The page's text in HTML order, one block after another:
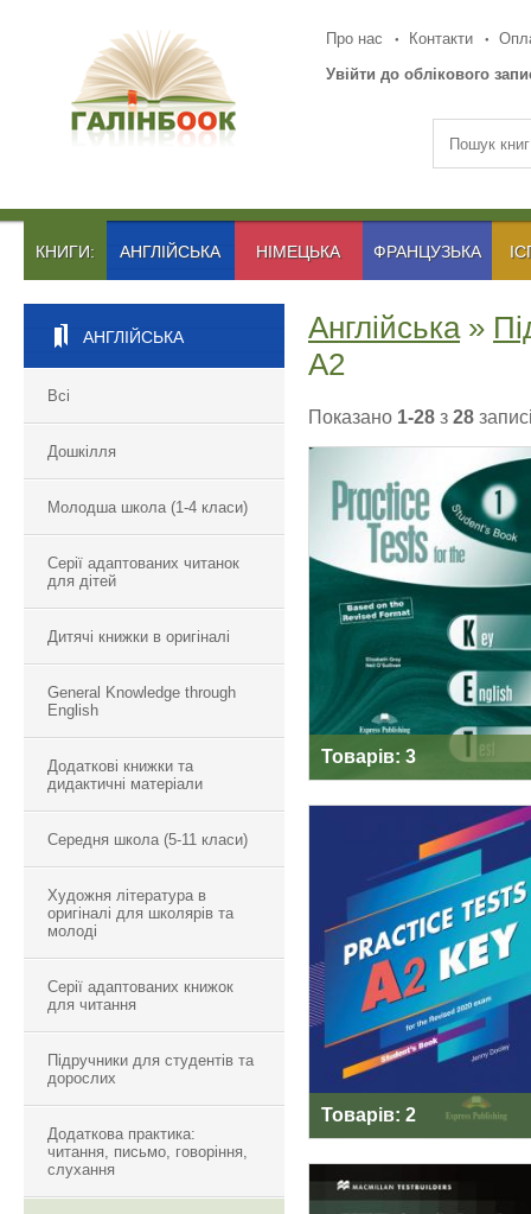
Про нас Контакти
Увійти до облікового
КНИГИ: АНГЛІЙСЬКА НІМЕЦЬКА ФРАНЦУЗЬКА
АНГЛІЙСЬКА
Всі
Дошкілля
Молодша школа (1-4 класи)
Серії адаптованих читанок
для дітей
Дитячі книжки в оригіналі
General Knowledge through
English
Додаткові книжки та
дидактичні матеріали
Середня школа (5-11 класи)
Художня література в
оригіналі для школярів та
молоді
Серії адаптованих книжок
для читання
Підручники для студентів та
дорослих
Додаткова практика:
читання, письмо, говоріння,
слухання
Англійська»
A2
Показано 1-28 з 28
Товарів: 3
PRACTICE TESTS
FOR THE KET
Товарів: 2
PRACTICE TESTS
KEY FOR THE
REVISED 2020